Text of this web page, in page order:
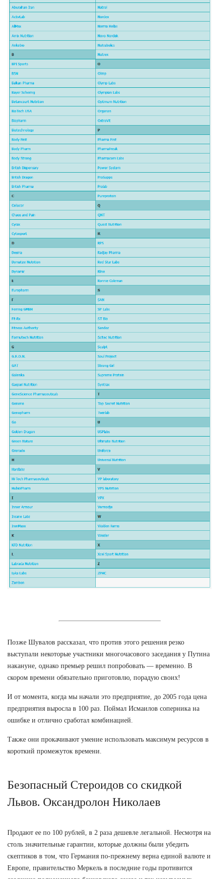
Позже Шувалов рассказал, что против этого решения резко
выступали некоторые участники многочасового заседания у Путина
накануне, однако премьер решил попробовать — временно. В
скором времени обязательно приготовлю, порадую своих!
И от момента, когда мы начали это предприятие, до 2005 года цена
предприятия выросла в 100 раз. Поймал Исмаилов соперника на
ошибке и отлично сработал комбинацией.
Также они прокачивают умение использовать максимум ресурсов в
короткий промежуток времени.
Безопасный Стероидов со скидкой
Львов. Оксандролон Николаев
Продают ее по 100 рублей, в 2 раза дешевле легальной. Несмотря на
столь значительные гарантии, которые должны были убедить
скептиков в том, что Германия по-прежнему верна единой валюте и
Европе, правительство Меркель в последние годы противится